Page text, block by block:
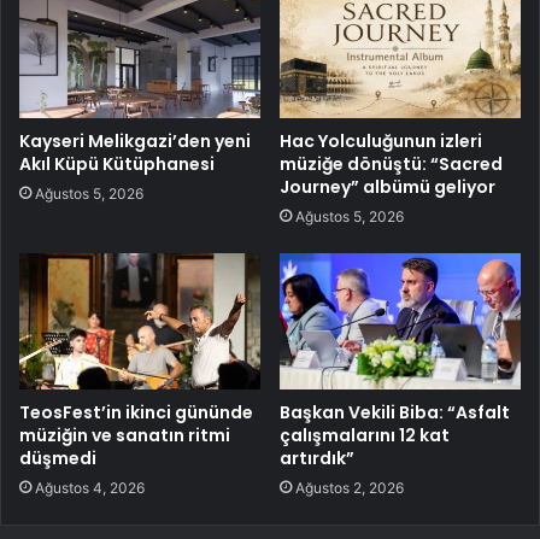
Kayseri Melikgazi’den yeni
Akıl Küpü Kütüphanesi
Ağustos 5, 2026
Hac Yolculuğunun izleri
müziğe dönüştü: “Sacred
Journey” albümü geliyor
Ağustos 5, 2026
TeosFest’in ikinci gününde
müziğin ve sanatın ritmi
düşmedi
Ağustos 4, 2026
Başkan Vekili Biba: “Asfalt
çalışmalarını 12 kat
artırdık”
Ağustos 2, 2026